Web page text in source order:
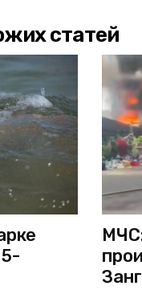
статей